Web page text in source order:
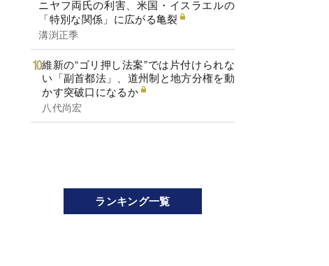
ニヤフ両氏の利害、米国・イスラエルの
「特別な関係」に広がる亀裂
溝渕正季
維新の“ゴリ押し法案”では片付けられな
い「副首都法」、道州制と地方分権を動
かす突破口になるか
八代尚宏
ランキング一覧